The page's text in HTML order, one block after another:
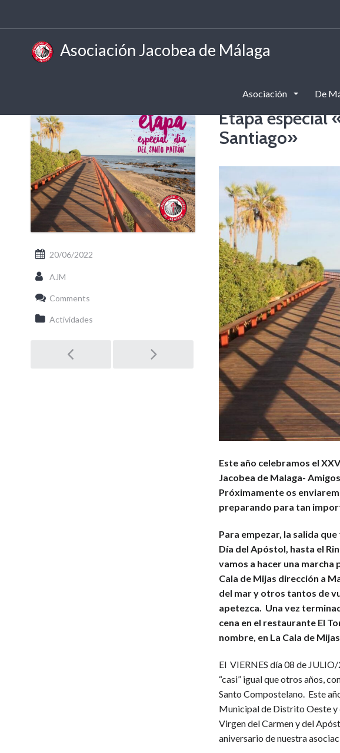
Asociación Jacobea de Málaga
Asociación De
Etapa especial
Santiago»
Este año celebramos el
Jacobea de Malaga-
Próximamente os
preparando para tan
Para empezar, la salida
Día del Apóstol, hasta el
vamos a hacer una marcha
Cala de Mijas dirección a
del mar y otros tantos de
apetezca. Una vez
cena en el restaurante El
nombre, en La Cala de
El VIERNES día 08 de
“casi” igual que otros años,
Santo Compostelano. Este
Municipal de Distrito Oeste y
Virgen del Carmen y del
aniversario de nuestra
20/06/2022
AJM
Comments
Actividades
Post